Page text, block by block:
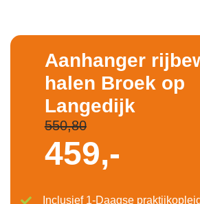
Aanhanger
halen Broek op
Langedijk
550,80
459,-
Inclusief 1-Daagse